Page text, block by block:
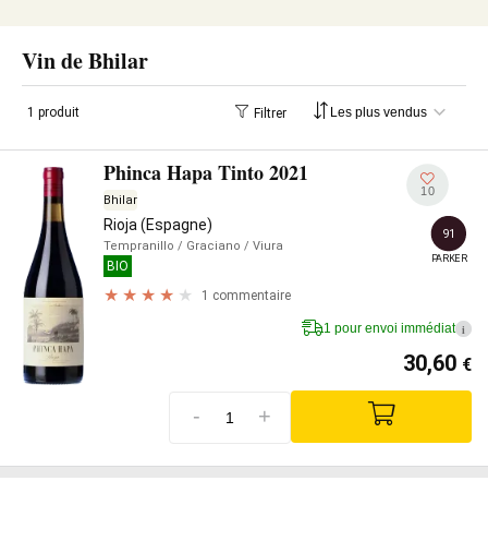
Vin de Bhilar
1 produit Filtrer
Phinca Hapa Tinto 2021
Bhilar
Rioja (Espagne)
Tempranillo / Graciano / Viura
BIO
1 commentaire
10
91
PARKER
1 pour envoi immédiat i
30,60 €
- +